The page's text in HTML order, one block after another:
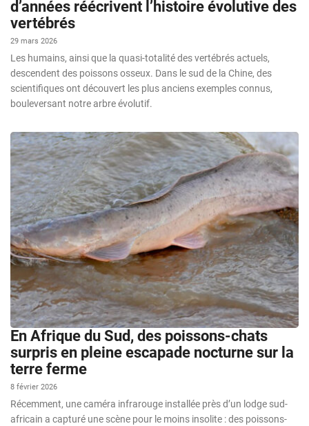
d’années réécrivent l’histoire évolutive des
vertébrés
29 mars 2026
Les humains, ainsi que la quasi-totalité des vertébrés actuels,
descendent des poissons osseux. Dans le sud de la Chine, des
scientifiques ont découvert les plus anciens exemples connus,
bouleversant notre arbre évolutif.
En Afrique du Sud, des poissons-chats
surpris en pleine escapade nocturne sur la
terre ferme
8 février 2026
Récemment, une caméra infrarouge installée près d’un lodge sud-
africain a capturé une scène pour le moins insolite : des poissons-